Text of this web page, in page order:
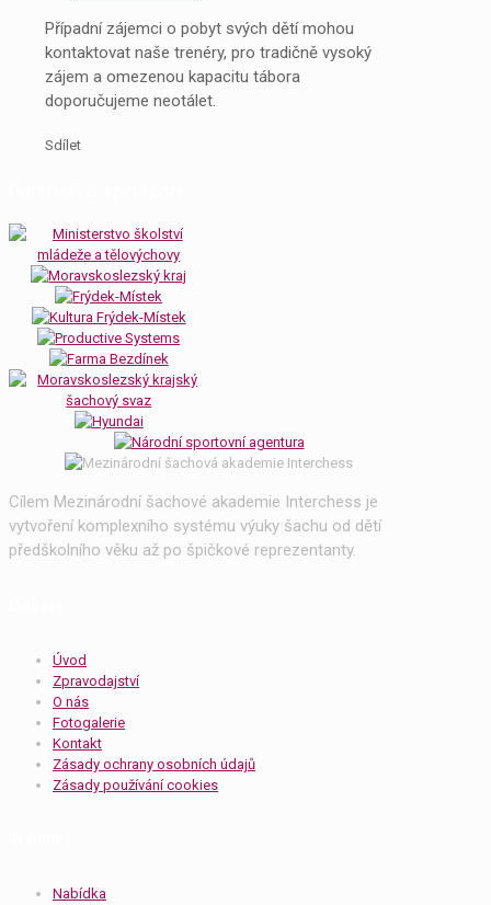
Případní zájemci o pobyt svých dětí mohou
kontaktovat naše trenéry, pro tradičně vysoký
zájem a omezenou kapacitu tábora
doporučujeme neotálet.
Sdílet
Cílem Mezinárodní šachové akademie Interchess je
vytvoření komplexního systému výuky šachu od dětí
předškolního věku až po špičkové reprezentanty.
Úvod
Zpravodajství
O nás
Fotogalerie
Kontakt
Zásady ochrany osobních údajů
Zásady používání cookies
Nabídka